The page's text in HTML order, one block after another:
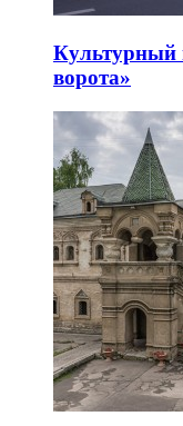
Культурный
ворота»